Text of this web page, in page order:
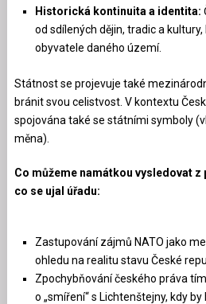
Historická kontinuita a identita:
od sdílených dějin, tradic a
obyvatele daného území.
Státnost se projevuje také
bránit svou celistvost. V kontextu
spojována také se státními symboly
měna).
Co můžeme namátkou vysledovat z
co se ujal úřadu:
Zastupování zájmů NATO jako
ohledu na realitu stavu České
Zpochybňování českého práva
o „smíření“ s Lichtenštejny, kdy